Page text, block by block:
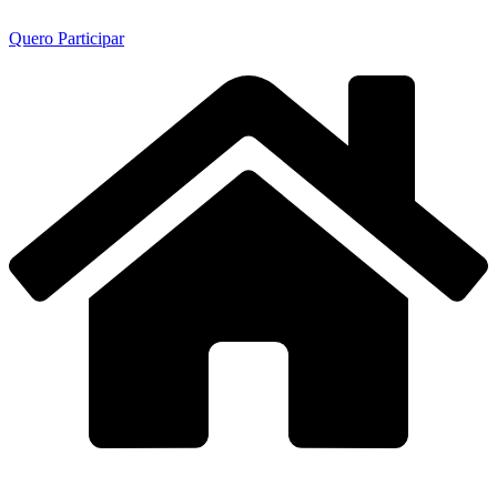
Quero Participar